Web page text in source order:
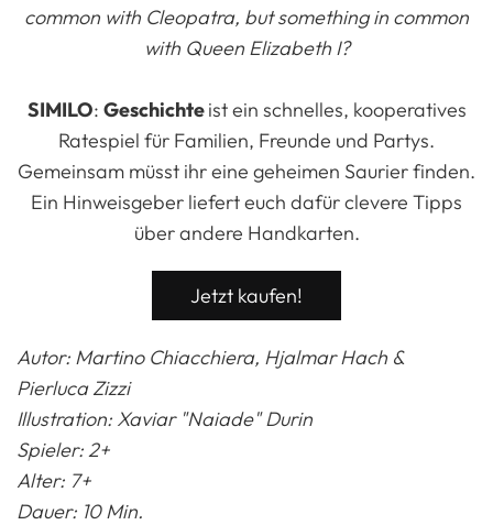
common with Cleopatra, but something in common
with Queen Elizabeth I?
SIMILO: Geschichteist ein schnelles, kooperatives
Ratespiel für Familien, Freunde und Partys.
Gemeinsam müsst ihr eine geheimen Saurier finden.
Ein Hinweisgeber liefert euch dafür clevere Tipps
über andere Handkarten.
Jetzt kaufen!
Autor: Martino Chiacchiera, Hjalmar Hach &
Pierluca Zizzi
Illustration: Xaviar "Naiade" Durin
Spieler: 2+
Alter: 7+
Dauer: 10 Min.